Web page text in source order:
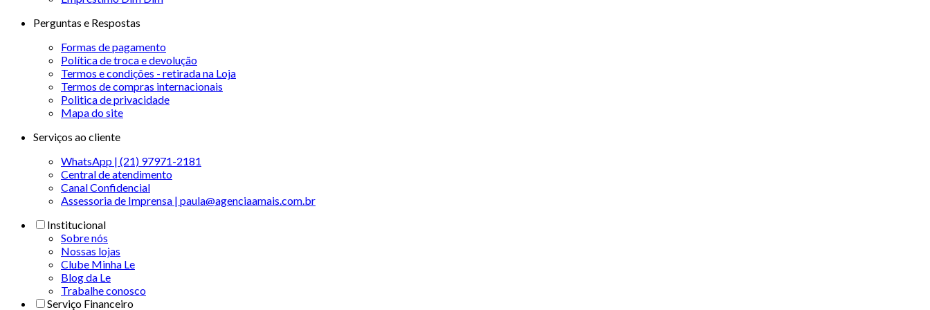
Perguntas e Respostas
Formas de pagamento
Política de troca e devolução
Termos e condições - retirada na Loja
Termos de compras internacionais
Politica de privacidade
Mapa do site
Serviços ao cliente
WhatsApp | (21) 97971-2181
Central de atendimento
Canal Confidencial
Assessoria de Imprensa | paula@agenciaamais.com.br
Institucional
Sobre nós
Nossas lojas
Clube Minha Le
Blog da Le
Trabalhe conosco
Serviço Financeiro